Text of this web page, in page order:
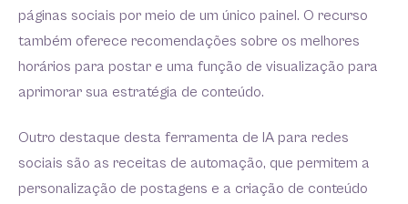
páginas sociais por meio de um único painel. O recurso
também oferece recomendações sobre os melhores
horários para postar e uma função de visualização para
aprimorar sua estratégia de conteúdo.
Outro destaque desta ferramenta de IA para redes
sociais são as receitas de automação, que permitem a
personalização de postagens e a criação de conteúdo